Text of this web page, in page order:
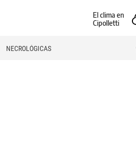
El clima en
Cipolletti
NECROLÓGICAS